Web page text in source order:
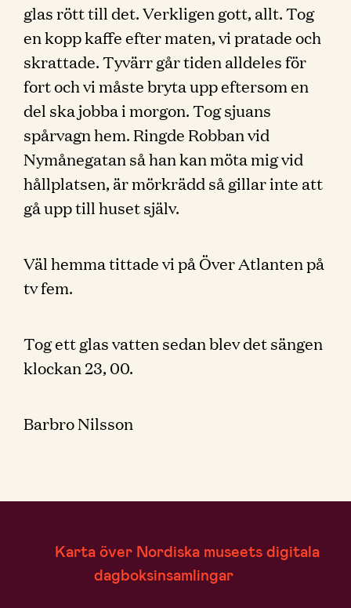
glas rött till det. Verkligen gott, allt. Tog
en kopp kaffe efter maten, vi pratade och
skrattade. Tyvärr går tiden alldeles för
fort och vi måste bryta upp eftersom en
del ska jobba i morgon. Tog sjuans
spårvagn hem. Ringde Robban vid
Nymånegatan så han kan möta mig vid
hållplatsen, är mörkrädd så gillar inte att
gå upp till huset själv.
Väl hemma tittade vi på Över Atlanten på
tv fem.
Tog ett glas vatten sedan blev det sängen
klockan 23, 00.
Barbro Nilsson
Karta över Nordiska museets digitala
dagboksinsamlingar